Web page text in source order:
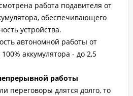
работа подавителя от
обеспечивающего
устройства.
автономной работы от
аккумулятора - до 2,5
работы
переговоры длятся долго, то